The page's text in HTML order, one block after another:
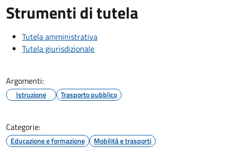
Strumenti di tutela
Tutela amministrativa
Tutela giurisdizionale
Argomenti:
Istruzione Trasporto pubblico
Categorie:
Educazione e formazione Mobilità e trasporti